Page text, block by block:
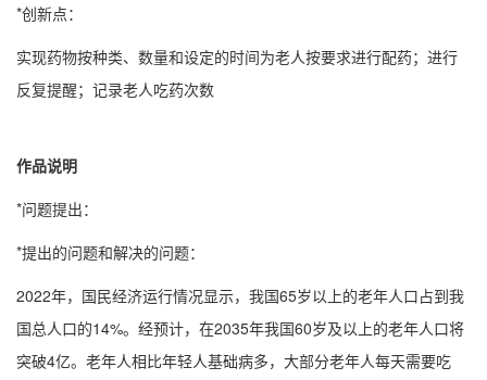
*创新点：
实现药物按种类、数量和设定的时间为老人按要求进行配药；进行
反复提醒；记录老人吃药次数
作品说明
*问题提出：
*提出的问题和解决的问题：
2022年，国民经济运行情况显示，我国65岁以上的老年人口占到我
国总人口的14%。经预计，在2035年我国60岁及以上的老年人口将
突破4亿。老年人相比年轻人基础病多，大部分老年人每天需要吃